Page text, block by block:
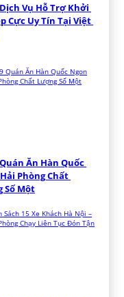
Vụ Hỗ Trợ Khởi
Cực Uy Tín Tại Việt
Ăn Hàn Quốc
Phòng Chất
Số Một